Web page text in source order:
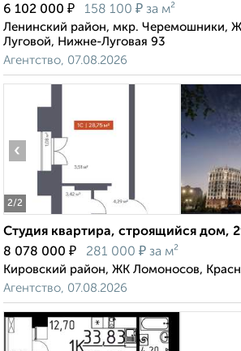
6 102 000 ₽ 158 100 ₽ за м²
Ленинский район, мкр. Черемошники,
Луговой, Нижне-Луговая 93
Агентство, 07.08.2026
2/2
‹
Студия квартира, строящийся дом,
8 078 000 ₽ 281 000 ₽ за м²
Кировский район, ЖК Ломоносов,
Агентство, 07.08.2026